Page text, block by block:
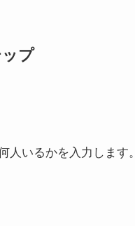
プ
人いるかを入力します。